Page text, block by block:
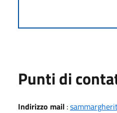
Punti di
Indirizzo mail :